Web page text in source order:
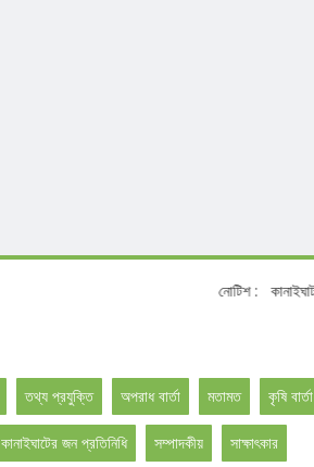
নোটিশ :
তথ্য প্রযুক্তি অপরাধ বার্তা মতামত কৃষি বার্তা
কানাইঘাটের জন প্রতিনিধি সম্পাদকীয় সাক্ষাৎকার